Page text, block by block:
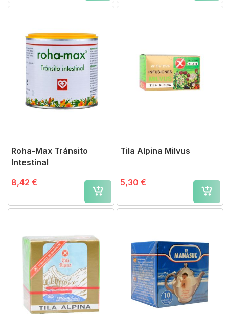
Roha-Max Tránsito
Intestinal
8,42 €
Tila Alpina Milvus
5,30 €